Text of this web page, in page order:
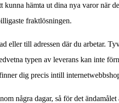
hämta ut dina nya varor när
fraktlösningen.
eller till adressen där du arbetar.
typen av leverans kan inte
dig precis intill
några dagar, så för det ändamålet